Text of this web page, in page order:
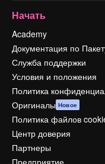
Начать
Academy
Документация по
Служба поддержки
Условия и положения
Политика
Оригиналы Новое
Политика файлов
Центр доверия
Партнеры
Предприятие